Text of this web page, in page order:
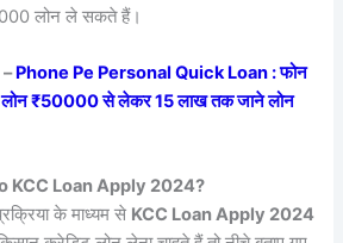
लोन ले सकते हैं।
–Phone Pe Personal Quick Loan : फोन
लोन ₹50000 से लेकर 15 लाख तक जाने लोन
KCC Loan Apply 2024?
के माध्यम से KCC Loan Apply 2024